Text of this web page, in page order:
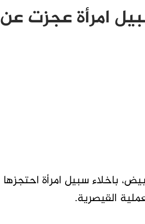
امرأة عجزت عن
باخلاء سبيل امرأة احتجزها
القيصرية.